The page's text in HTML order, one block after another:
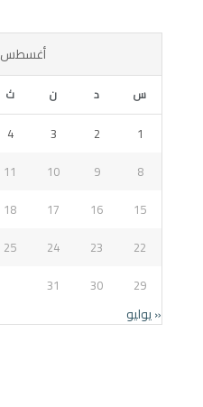
أغسطس 2026
س د ن ث
1
2
3
4
8
9
10
11
15
16
17
18
22
23
24
25
29
30
31
« يوليو